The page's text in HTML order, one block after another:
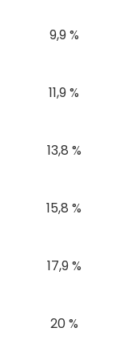
9,9 %
11,9 %
13,8 %
15,8 %
17,9 %
20 %